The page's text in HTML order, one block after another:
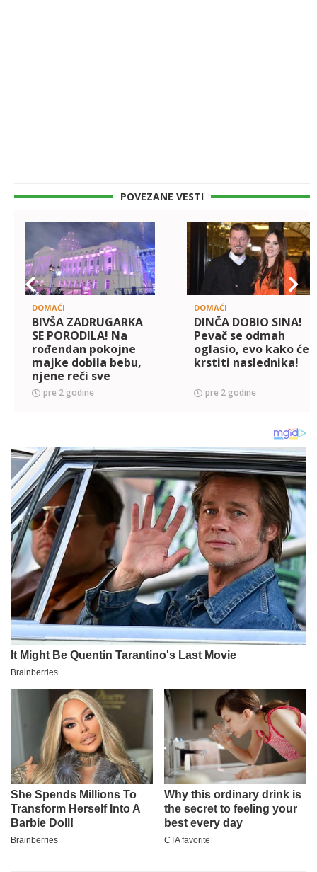
POVEZANE VESTI
DOMAĆI
BIVŠA ZADRUGARKA
SE PORODILA! Na
rođendan pokojne
majke dobila bebu,
njene reči sve
raznežile! (FOTO)
pre 2 godine
DOMAĆI
DINČA DOBIO SINA!
Pevač se odmah
oglasio, evo kako će
krstiti naslednika!
pre 2 godine